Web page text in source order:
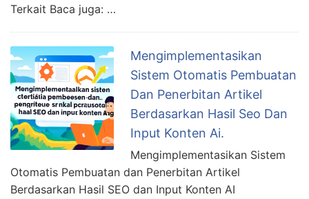
Terkait Baca juga: …
Mengimplementasikan
Sistem Otomatis Pembuatan
Dan Penerbitan Artikel
Berdasarkan Hasil Seo Dan
Input Konten Ai.
Mengimplementasikan Sistem
Otomatis Pembuatan dan Penerbitan Artikel
Berdasarkan Hasil SEO dan Input Konten AI